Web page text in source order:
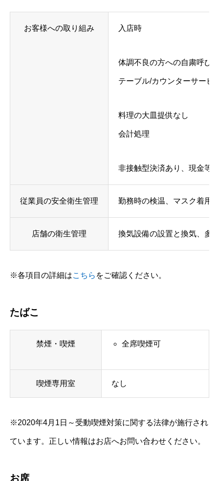
お客様への取り組み 入店時
体調不良の方への自粛呼び
テーブル/カウンターサービ
料理の大皿提供なし
会計処理
非接触型決済あり、現金等
従業員の安全衛生管理 勤務時の検温、マスク着用
店舗の衛生管理 換気設備の設置と換気、多
※各項目の詳細はこちら をご確認ください。
たばこ
禁煙・喫煙 全席喫煙可
喫煙専用室 なし
※2020年4月1日～受動喫煙対策に関する法律が施行され
ています。正しい情報はお店へお問い合わせください。
お席